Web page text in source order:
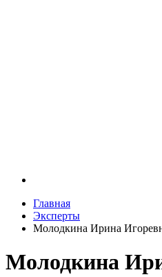
Главная
Эксперты
Молодкина Ирина
Молодкина